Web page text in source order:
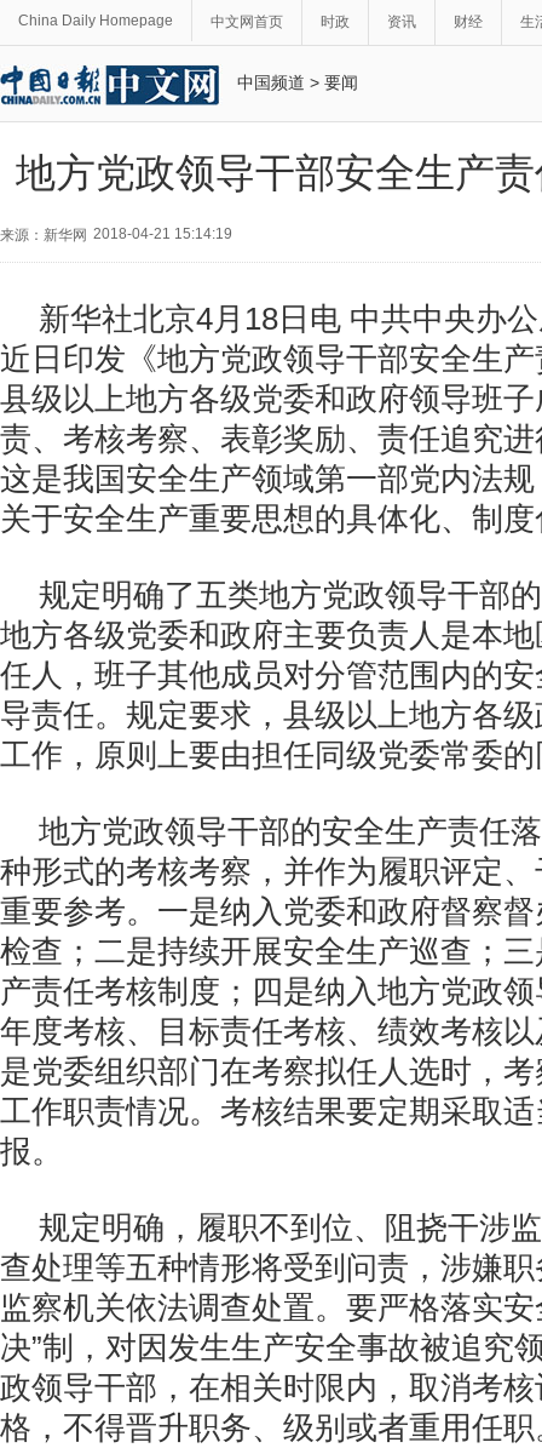
China Daily Homepage 中文网首页 时政 资讯 财经 生
中国频道 > 要闻
地方党政领导干部安全生产
来源：新华网 2018-04-21 15:14:19
新华社北京4月18日电 中共中央办
近日印发《地方党政领导干部安全生
县级以上地方各级党委和政府领导班
责、考核考察、表彰奖励、责任追究
这是我国安全生产领域第一部党内法
关于安全生产重要思想的具体化、制
规定明确了五类地方党政领导干部
地方各级党委和政府主要负责人是本
任人，班子其他成员对分管范围内的
导责任。规定要求，县级以上地方各
工作，原则上要由担任同级党委常委
地方党政领导干部的安全生产责任
种形式的考核考察，并作为履职评定
重要参考。一是纳入党委和政府督察
检查；二是持续开展安全生产巡查；
产责任考核制度；四是纳入地方党政
年度考核、目标责任考核、绩效考核
是党委组织部门在考察拟任人选时，
工作职责情况。考核结果要定期采取
报。
规定明确，履职不到位、阻挠干涉
查处理等五种情形将受到问责，涉嫌
监察机关依法调查处置。要严格落实
决”制，对因发生生产安全事故被追究
政领导干部，在相关时限内，取消考
格，不得晋升职务、级别或者重用任